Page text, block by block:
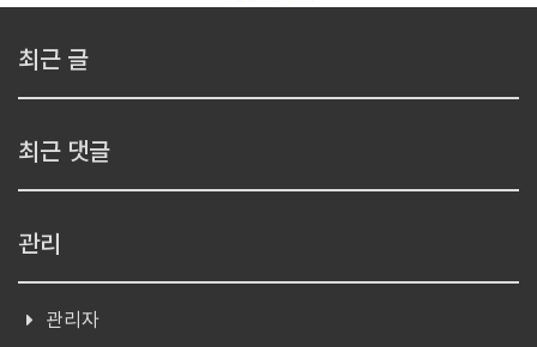
최근 글
최근 댓글
관리
관리자